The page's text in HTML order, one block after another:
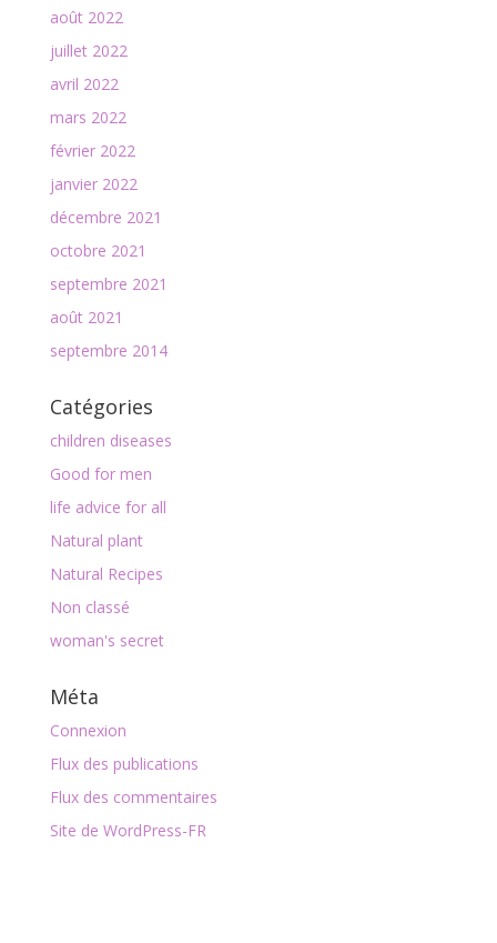
août 2022
juillet 2022
avril 2022
mars 2022
février 2022
janvier 2022
décembre 2021
octobre 2021
septembre 2021
août 2021
septembre 2014
Catégories
children diseases
Good for men
life advice for all
Natural plant
Natural Recipes
Non classé
woman's secret
Méta
Connexion
Flux des publications
Flux des commentaires
Site de WordPress-FR